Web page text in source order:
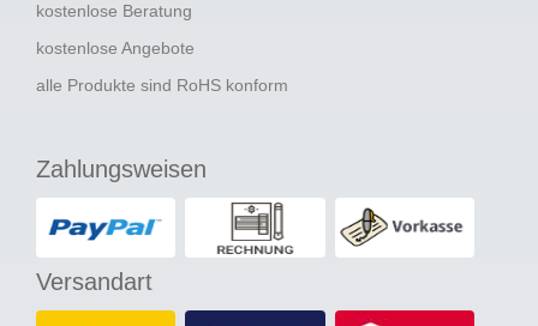
kostenlose Beratung
kostenlose Angebote
alle Produkte sind RoHS konform
Zahlungsweisen
Versandart